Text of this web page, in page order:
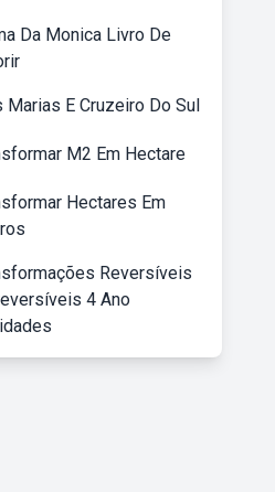
Da Monica Livro De
Marias E Cruzeiro Do Sul
M2 Em Hectare
Hectares Em
Reversíveis
4 Ano